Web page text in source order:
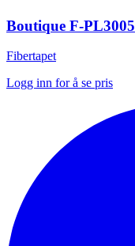
Boutique F-PL3005
Fibertapet
Logg inn for å se pris